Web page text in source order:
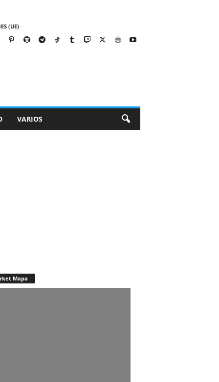
(UE)
VARIOS
Mapa